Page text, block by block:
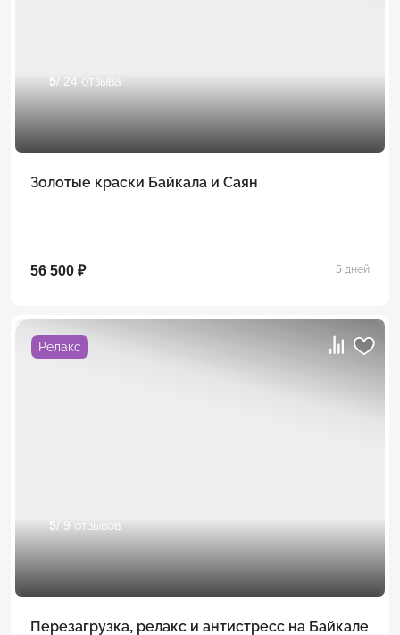
5/ 24 отзыва
Золотые краски Байкала и Саян
56 500 ₽ 5 дней
Релакс
5/ 9 отзывов
Перезагрузка, релакс и антистресс на Байкале